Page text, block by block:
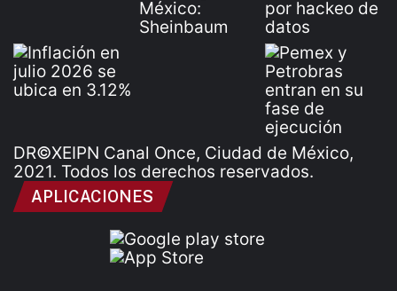
DR©XEIPN Canal Once, Ciudad de México,
2021. Todos los derechos reservados.
APLICACIONES